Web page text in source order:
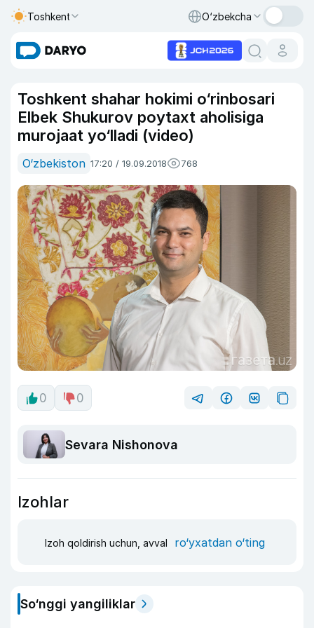
Toshkent O‘zbekcha
Toshkent shahar hokimi o‘rinbosari
Elbek Shukurov poytaxt aholisiga
murojaat yo‘lladi (video)
O‘zbekiston 17:20 / 19.09.2018 768
0 0
Sevara Nishonova
Izohlar
Izoh qoldirish uchun, avval ro‘yxatdan o‘ting
So‘nggi yangiliklar